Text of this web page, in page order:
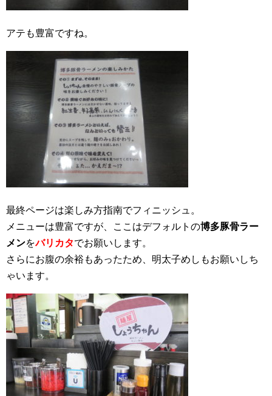
アテも豊富ですね。
最終ページは楽しみ方指南でフィニッシュ。
メニューは豊富ですが、ここはデフォルトの博多豚骨ラー
メンをバリカタでお願いします。
さらにお腹の余裕もあったため、明太子めしもお願いしち
ゃいます。